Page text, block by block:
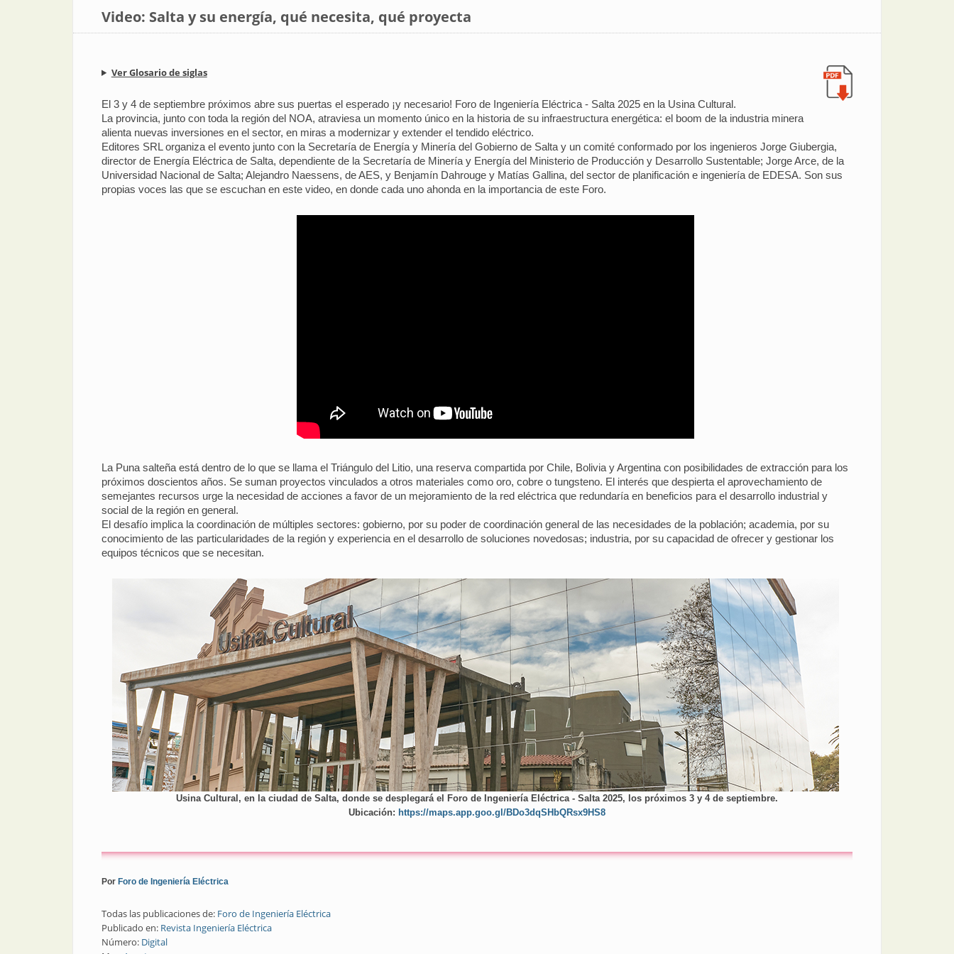
Video: Salta y su energía, qué necesita, qué proyecta
Ver Glosario de siglas
El 3 y 4 de septiembre próximos abre sus puertas el esperado ¡y necesario! Foro de Ingeniería Eléctrica - Salta 2025 en la Usina Cultural.
La provincia, junto con toda la región del NOA, atraviesa un momento único en la historia de su infraestructura energética: el boom de la industria minera
alienta nuevas inversiones en el sector, en miras a modernizar y extender el tendido eléctrico.
Editores SRL organiza el evento junto con la Secretaría de Energía y Minería del Gobierno de Salta y un comité conformado por los ingenieros Jorge Giubergia,
director de Energía Eléctrica de Salta, dependiente de la Secretaría de Minería y Energía del Ministerio de Producción y Desarrollo Sustentable; Jorge Arce, de la
Universidad Nacional de Salta; Alejandro Naessens, de AES, y Benjamín Dahrouge y Matías Gallina, del sector de planificación e ingeniería de EDESA. Son sus
propias voces las que se escuchan en este video, en donde cada uno ahonda en la importancia de este Foro.
La Puna salteña está dentro de lo que se llama el Triángulo del Litio, una reserva compartida por Chile, Bolivia y Argentina con posibilidades de extracción para los
próximos doscientos años. Se suman proyectos vinculados a otros materiales como oro, cobre o tungsteno. El interés que despierta el aprovechamiento de
semejantes recursos urge la necesidad de acciones a favor de un mejoramiento de la red eléctrica que redundaría en beneficios para el desarrollo industrial y
social de la región en general.
El desafío implica la coordinación de múltiples sectores: gobierno, por su poder de coordinación general de las necesidades de la población; academia, por su
conocimiento de las particularidades de la región y experiencia en el desarrollo de soluciones novedosas; industria, por su capacidad de ofrecer y gestionar los
equipos técnicos que se necesitan.
Usina Cultural, en la ciudad de Salta, donde se desplegará el Foro de Ingeniería Eléctrica - Salta 2025, los próximos 3 y 4 de septiembre.
Ubicación: https://maps.app.goo.gl/BDo3dqSHbQRsx9HS8
Por Foro de Ingeniería Eléctrica
Todas las publicaciones de: Foro de Ingeniería Eléctrica
Publicado en: Revista Ingeniería Eléctrica
Número: Digital